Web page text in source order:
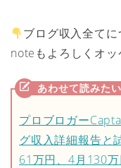
ブログ収入全て
noteもよろしくオッ
プロブロガー
グ収入詳細報告と
61万円、4月130万